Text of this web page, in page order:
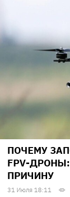
ПОЧЕМУ
FPV-
ПРИЧИНУ
31 Июля 18:11